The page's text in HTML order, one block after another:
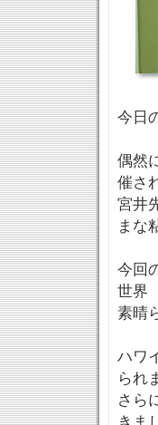
今日
偶然
催さ
宮井
まな
今回
世界
素晴
ハワ
られ
さら
きま